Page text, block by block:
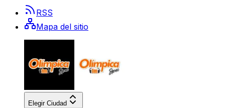
RSS
Mapa del sitio
Elegir Ciudad